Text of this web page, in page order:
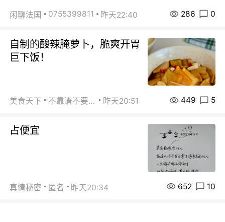
闲聊法国 0755399811 昨天22:40 286 0
自制的酸辣腌萝卜，脆爽开胃
巨下饭！
美食天下 不靠谱不要联系 昨天20:51 449 5
占便宜
真情秘密 匿名 昨天20:34 652 10